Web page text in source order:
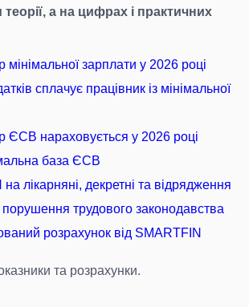
а на цифрах і практичних
мінімальної зарплати у 2026 році
сплачує працівник із мінімальної
ЄСВ нараховується у 2026 році
база ЄСВ
лікарняні, декретні та відрядження
трудового законодавства
розрахунок від SMARTFIN
та розрахунки.